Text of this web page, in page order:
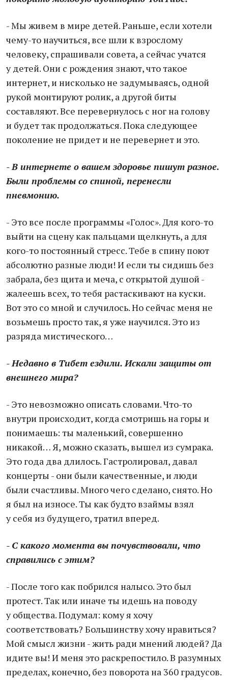
- Мы живем в мире детей. Раньше, если хотели
чему-то научиться, все шли к взрослому
человеку, спрашивали совета, а сейчас учатся
у детей. Они с рождения знают, что такое
интернет, и нисколько не задумываясь, одной
рукой монтируют ролик, а другой биты
составляют. Все перевернулось с ног на голову
и будет так продолжаться. Пока следующее
поколение не придет и не перевернет и это.
- В интернете о вашем здоровье пишут разное.
Были проблемы со спиной, перенесли
пневмонию.
- Это все после программы «Голос». Для кого-то
выйти на сцену как пальцами щелкнуть, а для
кого-то постоянный стресс. Тебе в спину поют
абсолютно разные люди! И если ты сидишь без
забрала, без щита и меча, с открытой душой -
жалеешь всех, то тебя растаскивают на куски.
Вот это со мной и случилось. Но сейчас меня не
возьмешь просто так, я уже научился. Это из
разряда мистического…
- Недавно в Тибет ездили. Искали защиты от
внешнего мира?
- Это невозможно описать словами. Что-то
внутри происходит, когда смотришь на горы и
понимаешь: ты маленький, совершенно
никакой… Я, можно сказать, вышел из сумрака.
Это года два длилось. Гастролировал, давал
концерты - они были качественные, и люди
были счастливы. Много чего сделано, снято. Но
я был на износе. Ты как будто взаймы взял
у себя из будущего, тратил вперед.
- С какого момента вы почувствовали, что
справились с этим?
- После того как побрился налысо. Это был
протест. Так или иначе ты идешь на поводу
у общества. Подумал: кому я хочу
соответствовать? Большинству хочу нравиться?
Мой смысл жизни - жить ради мнений людей? Да
идите вы! И меня это раскрепостило. В разумных
пределах, конечно, без поворота на 360 градусов.